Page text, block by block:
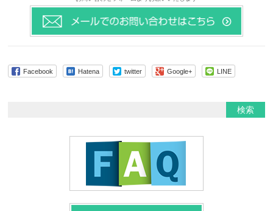
Facebook Hatena twitter Google+ LINE